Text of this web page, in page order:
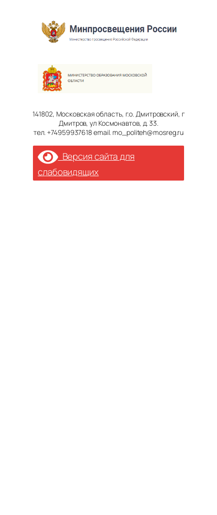
141802, Московская область, г.о. Дмитровский, г
Дмитров, ул Космонавтов, д. 33.
тел. +74959937618 email. mo_politeh@mosreg.ru
Версия сайта для
слабовидящих